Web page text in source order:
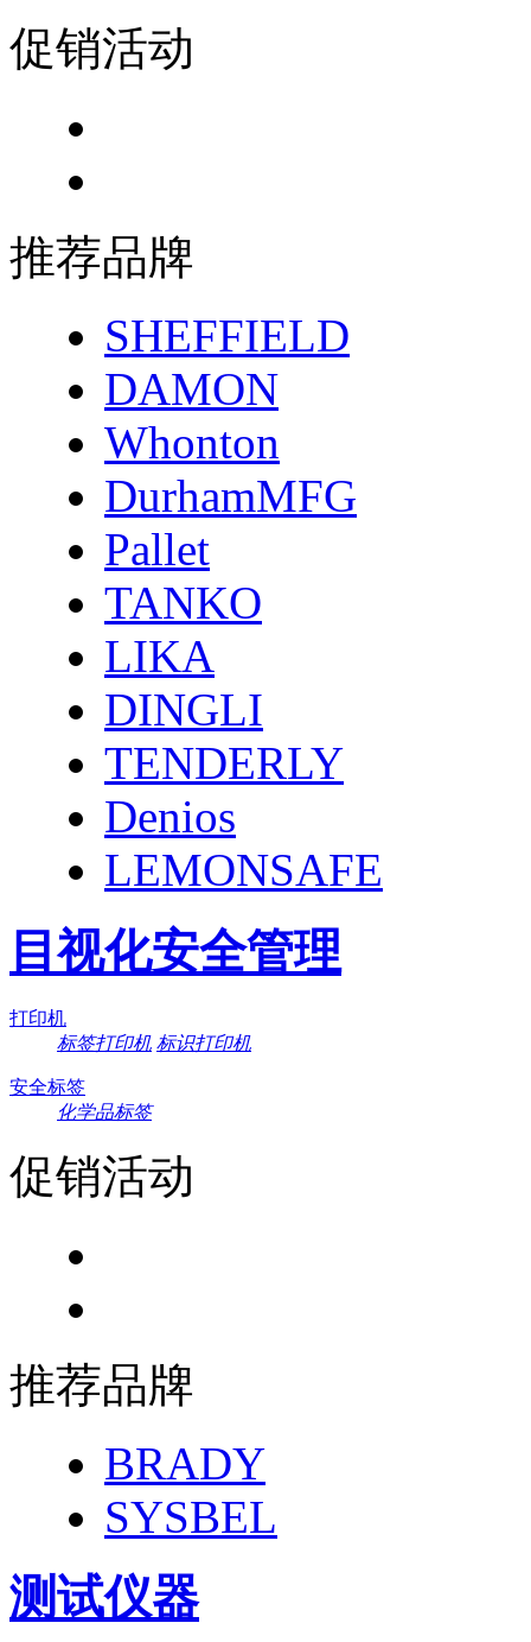
促销活动
推荐品牌
SHEFFIELD
DAMON
Whonton
DurhamMFG
Pallet
TANKO
LIKA
DINGLI
TENDERLY
Denios
LEMONSAFE
目视化安全管理
打印机
标签打印机 标识打印机
安全标签
化学品标签
促销活动
推荐品牌
BRADY
SYSBEL
测试仪器